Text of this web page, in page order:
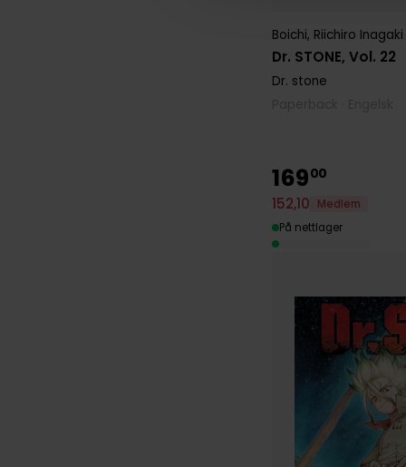
Dr. STONE, Vol. 22
Boichi, Riichiro Inagaki
Dr. stone
16900
152,10
Medlem
På nettlager